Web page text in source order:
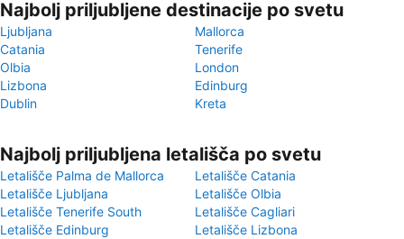
Najbolj priljubljene destinacije po svetu
Ljubljana
Mallorca
Catania
Tenerife
Olbia
London
Lizbona
Edinburg
Dublin
Kreta
Najbolj priljubljena letališča po svetu
Letališče Palma de Mallorca
Letališče Catania
Letališče Ljubljana
Letališče Olbia
Letališče Tenerife South
Letališče Cagliari
Letališče Edinburg
Letališče Lizbona